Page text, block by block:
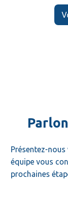
Présentez-
équipe vous
prochaines